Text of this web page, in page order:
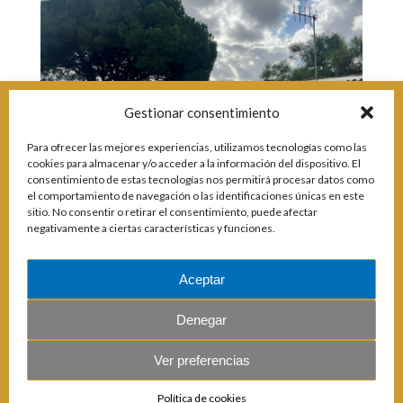
Gestionar consentimiento
Para ofrecer las mejores experiencias, utilizamos tecnologías como las
cookies para almacenar y/o acceder a la información del dispositivo. El
consentimiento de estas tecnologías nos permitirá procesar datos como
el comportamiento de navegación o las identificaciones únicas en este
sitio. No consentir o retirar el consentimiento, puede afectar
negativamente a ciertas características y funciones.
Aceptar
Denegar
Ver preferencias
Política de cookies
Incidencias
Incidencias
App Gecor
OCIO Y CURIOSIDADES DE SITIO DE CALAHONDA
Historia de Sitio de Calahonda
Club de Golf La Siesta
Centros Comerciales
La Iglesia de San Miguel
La Ermita de Calahonda
Parque España
Parque Calahonda
Ruta de árboles singulares
Parque Canino
Galería Fotográfica
Calahonda de noche
Centros comerciales
Iglesia de San Miguel
La Ermita de Calahonda
Vivero de Calahonda
Revistas
Buscar:
Calle Monte Paraíso, 6, 29649 Mijas Costa.